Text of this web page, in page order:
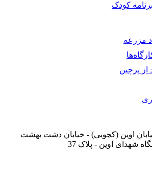
کودک
مزرعه
از پرچین
اوین (کچویی) - خیابان دشت بهشت
شهدای اوین - پلاک 37